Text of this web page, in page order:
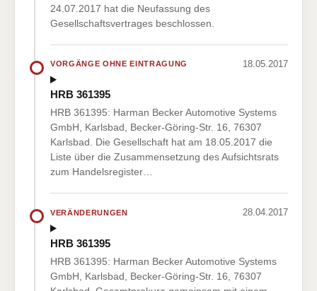
24.07.2017 hat die Neufassung des
Gesellschaftsvertrages beschlossen.
VORGÄNGE OHNE EINTRAGUNG 18.05.2017
HRB 361395
HRB 361395: Harman Becker Automotive Systems
GmbH, Karlsbad, Becker-Göring-Str. 16, 76307
Karlsbad. Die Gesellschaft hat am 18.05.2017 die
Liste über die Zusammensetzung des Aufsichtsrats
zum Handelsregister…
VERÄNDERUNGEN 28.04.2017
HRB 361395
HRB 361395: Harman Becker Automotive Systems
GmbH, Karlsbad, Becker-Göring-Str. 16, 76307